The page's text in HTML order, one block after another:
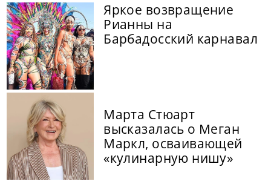
Яркое возвращение
Рианны на
Барбадосский карнавал
Марта Стюарт
высказалась о Меган
Маркл, осваивающей
«кулинарную нишу»